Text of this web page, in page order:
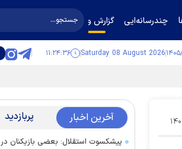
چندرسانه‌ایی گزارش و گفت‌وگو
Saturday 08 August 2026 ۱۱:۲۴:۳۸
۲۶ آخرین اخبار پربازدید
پیشکسوت استقلال: بعضی بازیکنان در